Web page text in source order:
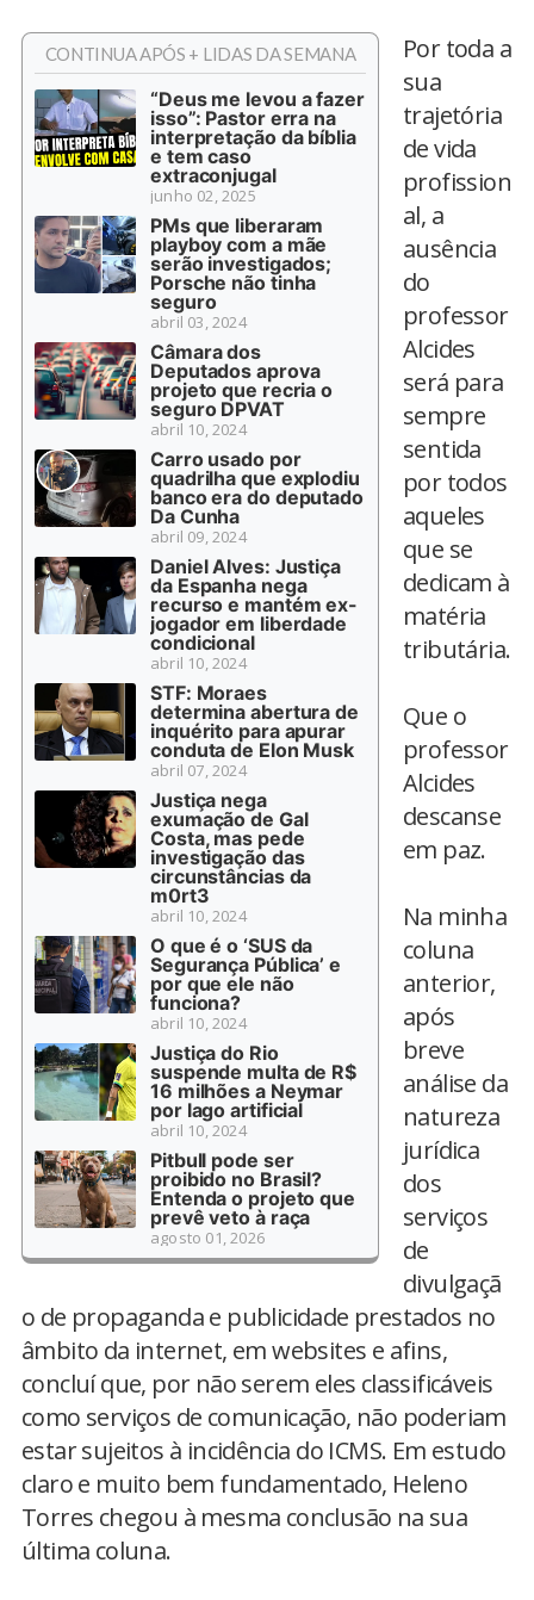
CONTINUA APÓS + LIDAS DA SEMANA
“Deus me levou a fazer
isso”: Pastor erra na
interpretação da bíblia
e tem caso
extraconjugal
junho 02, 2025
PMs que liberaram
playboy com a mãe
serão investigados;
Porsche não tinha
seguro
abril 03, 2024
Câmara dos
Deputados aprova
projeto que recria o
seguro DPVAT
abril 10, 2024
Carro usado por
quadrilha que explodiu
banco era do deputado
Da Cunha
abril 09, 2024
Daniel Alves: Justiça
da Espanha nega
recurso e mantém ex-
jogador em liberdade
condicional
abril 10, 2024
STF: Moraes
determina abertura de
inquérito para apurar
conduta de Elon Musk
abril 07, 2024
Justiça nega
exumação de Gal
Costa, mas pede
investigação das
circunstâncias da
m0rt3
abril 10, 2024
O que é o ‘SUS da
Segurança Pública’ e
por que ele não
funciona?
abril 10, 2024
Justiça do Rio
suspende multa de R$
16 milhões a Neymar
por lago artificial
abril 10, 2024
Pitbull pode ser
proibido no Brasil?
Entenda o projeto que
prevê veto à raça
agosto 01, 2026
Por toda a
sua
trajetória
de vida
profission
al, a
ausência
do
professor
Alcides
será para
sempre
sentida
por todos
aqueles
que se
dedicam à
matéria
tributária.
Que o
professor
Alcides
descanse
em paz.
Na minha
coluna
anterior,
após
breve
análise da
natureza
jurídica
dos
serviços
de
divulgaçã
o de propaganda e publicidade prestados no
âmbito da internet, em websites e afins,
concluí que, por não serem eles classificáveis
como serviços de comunicação, não poderiam
estar sujeitos à incidência do ICMS. Em estudo
claro e muito bem fundamentado, Heleno
Torres chegou à mesma conclusão na sua
última coluna.